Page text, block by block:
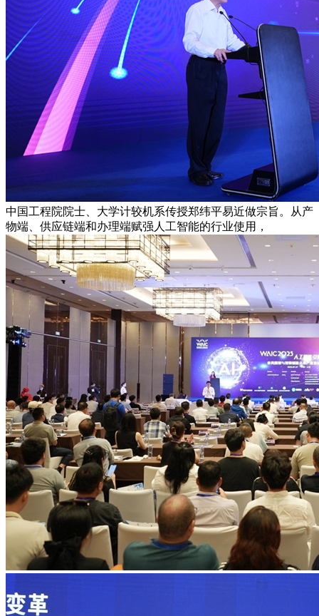
中国工程院院士、大学计较机系传授郑纬平易近做宗旨。从产
物端、供应链端和办理端赋强人工智能的行业使用，